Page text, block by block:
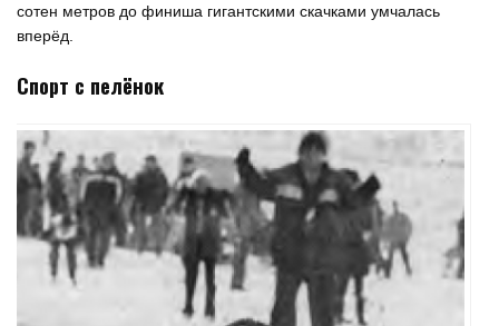
сотен метров до финиша гигантскими скачками умчалась
вперёд.
Спорт с пелёнок